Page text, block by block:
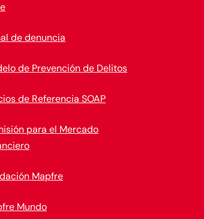
de denuncia
de Prevención de Delitos
de Referencia SOAP
para el Mercado
Mapfre
Mundo